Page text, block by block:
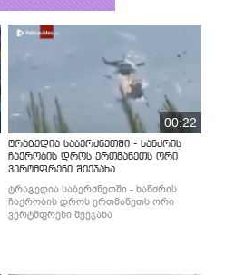
00:22
ტრაგედია საბერძნეთში - ხანძრის
ჩაქრობის დროს ერთმანეთს ორი
ვერტმფრენი შეეჯახა
ტრაგედია საბერძნეთში - ხანძრის
ჩაქრობის დროს ერთმანეთს ორი
ვერტმფრენი შეეჯახა